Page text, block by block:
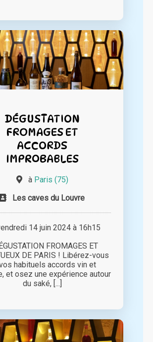
DÉGUSTATION
FROMAGES ET
ACCORDS
IMPROBABLES
à Paris (75)
Les caves du Louvre
14 juin 2024 à 16h15
FROMAGES ET
DE PARIS ! Libérez-vous
habituels accords vin et
et osez une expérience autour
du saké, [...]